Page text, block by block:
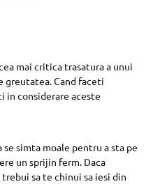
mai critica trasatura a unui
greutatea. Cand faceti
in considerare aceste
simta moale pentru a sta pe
un sprijin ferm. Daca
sa te chinui sa iesi din